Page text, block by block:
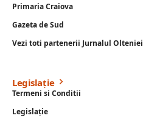
Primaria Craiova
Gazeta de Sud
Vezi toti partenerii Jurnalul Olteniei
Legislație
Termeni si Conditii
Legislație